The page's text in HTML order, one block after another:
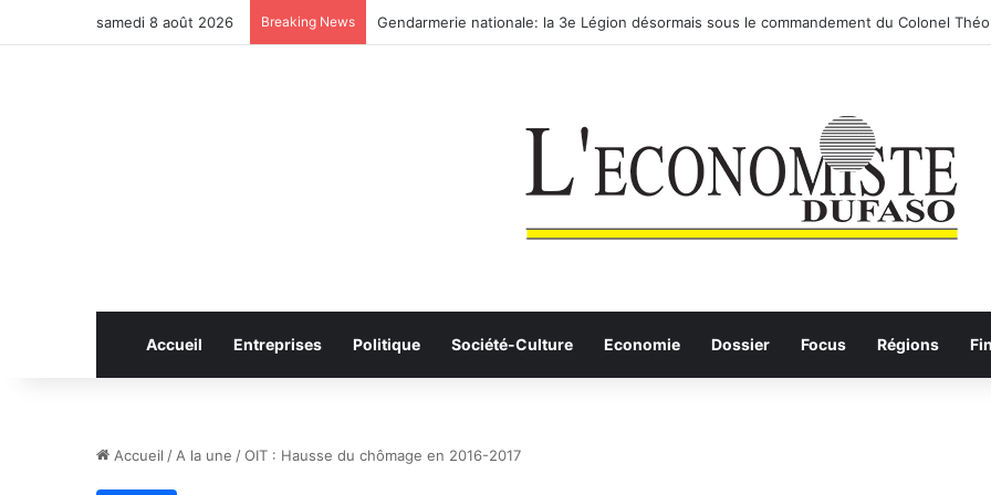
samedi 8 août 2026 Breaking News Anhui: le pont routier-ferroviaire sur le Yangtsé de Ma’anshan entre dans la phase finale
Accueil Entreprises Politique Société-Culture Economie Dossier Focus Régions
Accueil / A la une /OIT : Hausse du chômage en 2016-2017